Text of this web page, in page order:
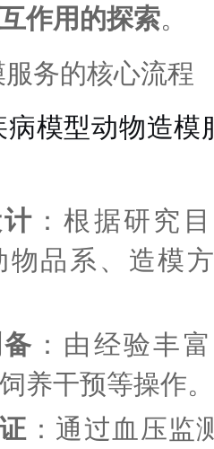
作用的探索。
务的核心流程
病模型动物造模
：根据研究
物品系、造模
：由经验丰
养干预等操作。
：通过血压监